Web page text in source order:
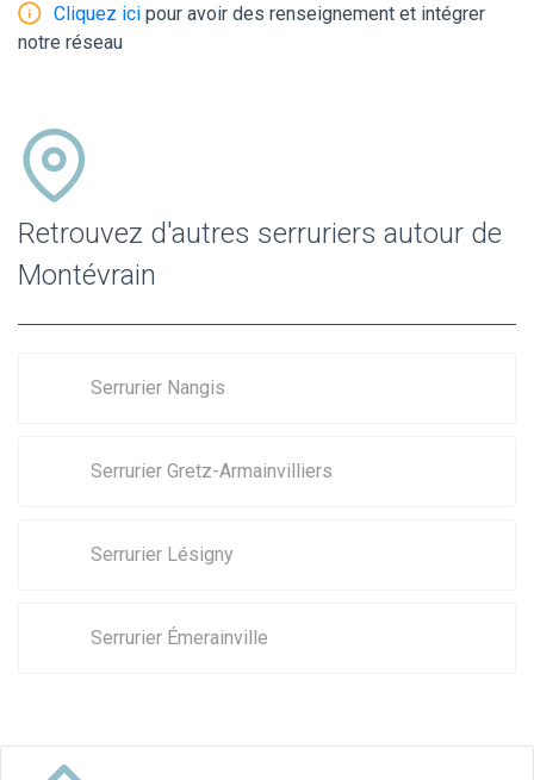
Cliquez ici pour avoir des renseignement et intégrer
notre réseau
Retrouvez d'autres serruriers autour de
Montévrain
Serrurier Nangis
Serrurier Gretz-Armainvilliers
Serrurier Lésigny
Serrurier Émerainville